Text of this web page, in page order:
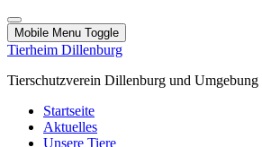
Mobile Menu Toggle
Tierheim Dillenburg
Tierschutzverein Dillenburg und Umgebung
Startseite
Aktuelles
Unsere Tiere